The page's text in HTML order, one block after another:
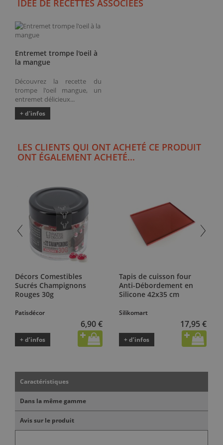
IDÉE DE RECETTES ASSOCIÉES
Entremet trompe l'oeil à
la mangue
Découvrez la recette du
trompe l'oeil mangue, un
entremet délicieux...
+ d'infos
LES CLIENTS QUI ONT ACHETÉ CE PRODUIT
ONT ÉGALEMENT ACHETÉ...
Décors Comestibles
Sucrés Champignons
Rouges 30g
Patisdécor
6,90 €
+ d’infos
Tapis de cuisson four
Anti-Débordement en
Silicone 42x35 cm
Silikomart
17,95 €
+ d’infos
Caractéristiques
Dans la même gamme
Avis sur le produit